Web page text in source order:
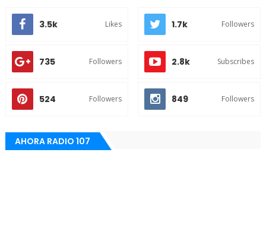
3.5k Likes 1.7k Followers
735 Followers 2.8k Subscribes
524 Followers 849 Followers
AHORA RADIO 107